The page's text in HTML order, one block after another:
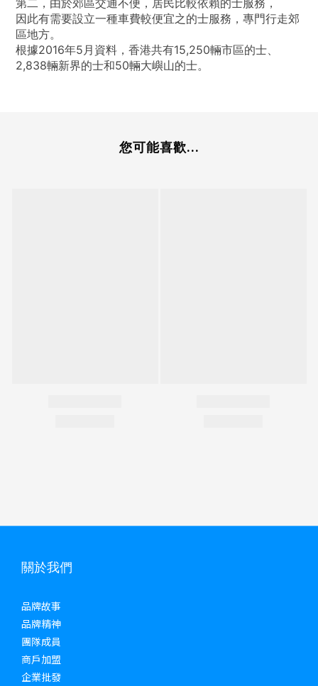
第二，由於郊區交通不便，居民比較依賴的士服務，
因此有需要設立一種車費較便宜之的士服務，專門行走郊
區地方。
根據2016年5月資料，香港共有15,250輛市區的士、
2,838輛新界的士和50輛大嶼山的士。
您可能喜歡...
關於我們
品牌故事
品牌精神
團隊成員
商戶加盟
企業批發